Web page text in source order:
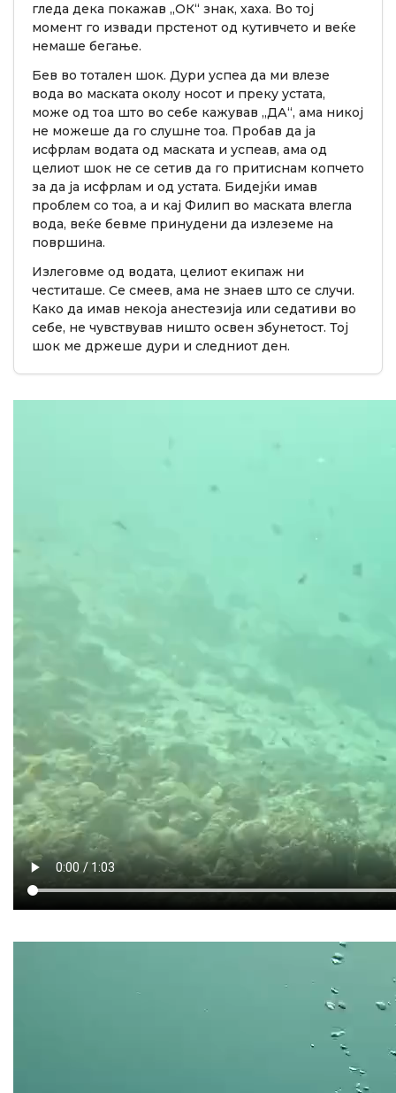
гледа дека покажав „ОК“ знак, хаха. Во тој
момент го извади прстенот од кутивчето и веќе
немаше бегање.
Бев во тотален шок. Дури успеа да ми влезе
вода во маската околу носот и преку устата,
може од тоа што во себе кажував „ДА“, ама никој
не можеше да го слушне тоа. Пробав да ја
исфрлам водата од маската и успеав, ама од
целиот шок не се сетив да го притиснам копчето
за да ја исфрлам и од устата. Бидејќи имав
проблем со тоа, а и кај Филип во маската влегла
вода, веќе бевме принудени да излеземе на
површина.
Излеговме од водата, целиот екипаж ни
честиташе. Се смеев, ама не знаев што се случи.
Како да имав некоја анестезија или седативи во
себе, не чувствував ништо освен збунетост. Тој
шок ме држеше дури и следниот ден.